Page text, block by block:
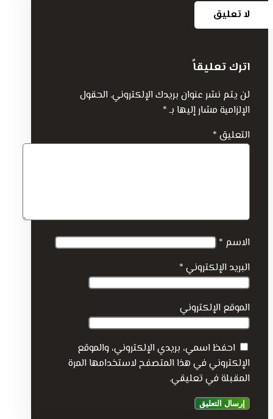
لا تعليق
اترك تعليقاً
لن يتم نشر عنوان بريدك الإلكتروني. الحقول
الإلزامية مشار إليها بـ*
التعليق *
الاسم *
البريد الإلكتروني *
الموقع الإلكتروني
احفظ اسمي، بريدي الإلكتروني، والموقع
الإلكتروني في هذا المتصفح لاستخدامها المرة
المقبلة في تعليقي.